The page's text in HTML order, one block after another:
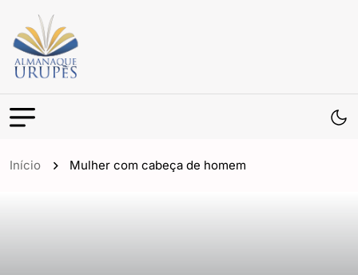
Início Mulher com cabeça de homem